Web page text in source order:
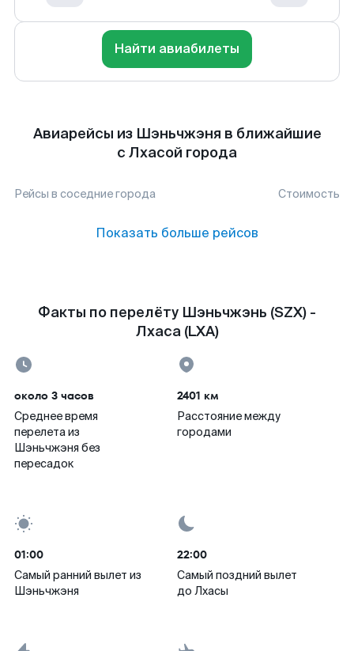
Найти авиабилеты
Авиарейсы из Шэньчжэня в ближайшие
с Лхасой города
Рейсы в соседние города Стоимость
Показать больше рейсов
Факты по перелёту Шэньчжэнь (SZX) -
Лхаса (LXA)
около 3 часов
Среднее время
перелета из
Шэньчжэня без
пересадок
2401 км
Расстояние между
городами
01:00
Самый ранний вылет из
Шэньчжэня
22:00
Самый поздний вылет
до Лхасы